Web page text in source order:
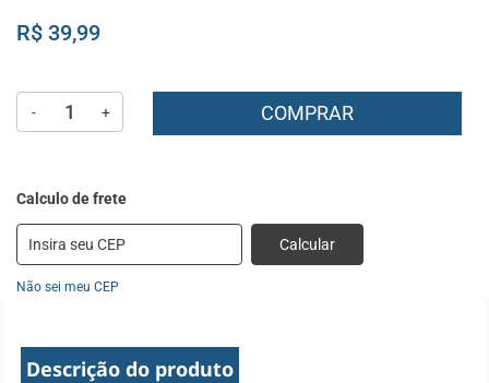
R$ 39,99
- + COMPRAR
Calcular
Não sei meu CEP
Descrição do produto